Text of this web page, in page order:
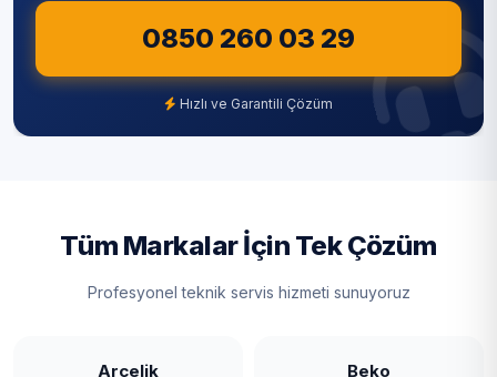
0850 260 03 29
Hızlı ve Garantili Çözüm
Tüm Markalar İçin Tek Çözüm
Profesyonel teknik servis hizmeti sunuyoruz
Arçelik Beko